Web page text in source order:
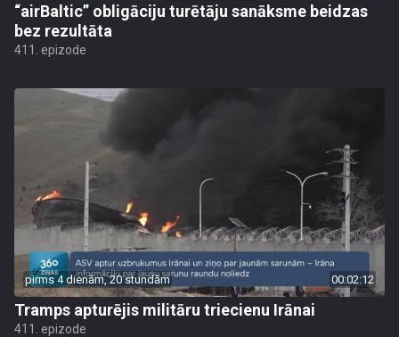
“airBaltic” obligāciju turētāju sanāksme beidzas
bez rezultāta
411. epizode
pirms 4 dienām, 20 stundām 00:02:12
Tramps apturējis militāru triecienu Irānai
411. epizode